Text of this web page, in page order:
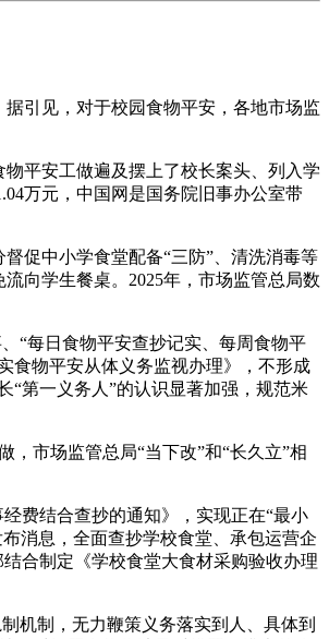
引见，对于校园食物平安，各地市场监
平安工做遍及摆上了校长案头、列入学
万元，中国网是国务院旧事办公室带
促中小学食堂配备“三防”、清洗消毒等
向学生餐桌。2025年，市场监管总局数
“每日食物平安查抄记实、每周食物平
食物平安从体义务监视办理》，不形成
“第一义务人”的认识显著加强，规范米
市场监管总局“当下改”和“长久立”相
费结合查抄的通知》，实现正在“最小
消息，全面查抄学校食堂、承包运营企
合制定《学校食堂大食材采购验收办理
机制，无力鞭策义务落实到人、具体到